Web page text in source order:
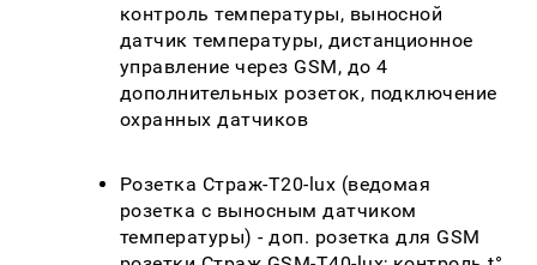
контроль температуры, выносной
датчик температуры, дистанционное
управление через GSM, до 4
дополнительных розеток, подключение
охранных датчиков
Розетка Страж-T20-lux (ведомая
розетка с выносным датчиком
температуры) - доп. розетка для GSM